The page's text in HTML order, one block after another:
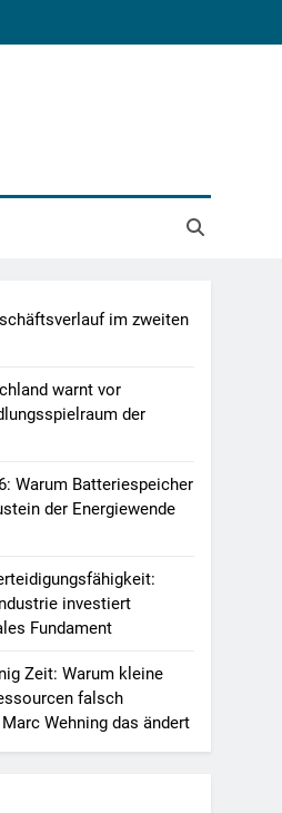
im zweiten
warnt vor
der
Warum Batteriespeicher
der Energiewende
investiert
Fundament
Zeit: Warum kleine
falsch
Wehning das ändert